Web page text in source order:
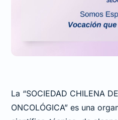
La “SOCIEDAD CHILENA
ONCOLÓGICA” es una